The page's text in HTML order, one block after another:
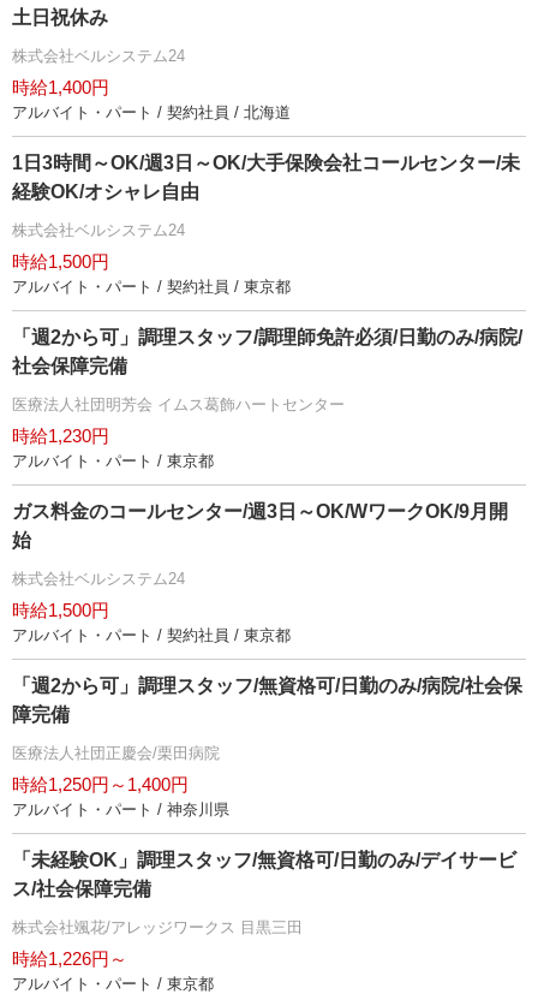
土日祝休み
株式会社ベルシステム24
時給1,400円
アルバイト・パート / 契約社員 / 北海道
1日3時間～OK/週3日～OK/大手保険会社コールセンター/未
経験OK/オシャレ自由
株式会社ベルシステム24
時給1,500円
アルバイト・パート / 契約社員 / 東京都
「週2から可」調理スタッフ/調理師免許必須/日勤のみ/病院/
社会保障完備
医療法人社団明芳会 イムス葛飾ハートセンター
時給1,230円
アルバイト・パート / 東京都
ガス料金のコールセンター/週3日～OK/WワークOK/9月開
始
株式会社ベルシステム24
時給1,500円
アルバイト・パート / 契約社員 / 東京都
「週2から可」調理スタッフ/無資格可/日勤のみ/病院/社会保
障完備
医療法人社団正慶会/栗田病院
時給1,250円～1,400円
アルバイト・パート / 神奈川県
「未経験OK」調理スタッフ/無資格可/日勤のみ/デイサービ
ス/社会保障完備
株式会社颯花/アレッジワークス 目黒三田
時給1,226円～
アルバイト・パート / 東京都